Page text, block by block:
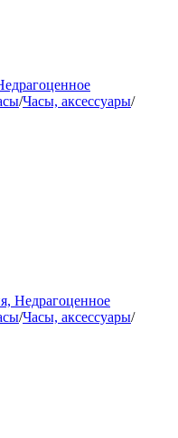
/Часы, аксессуары/
Недрагоценное
/Часы, аксессуары/